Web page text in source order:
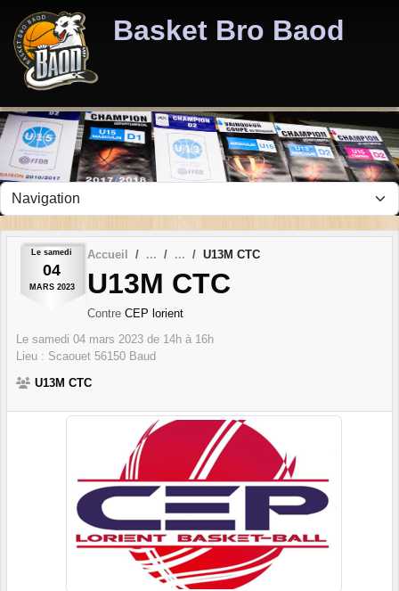
Basket Bro Baod
Le samedi
04
MARS 2023
Accueil U13M CTC
U13M CTC
Contre CEP lorient
Le samedi 04 mars 2023 de 14h à 16h
Lieu : Scaouet 56150 Baud
U13M CTC
Panneau de gestion des cookies